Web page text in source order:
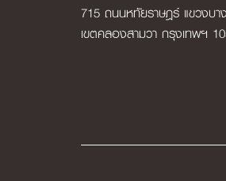
715 ถนนหทัยราษฎร์ แขวงบา
เขตคลองสามวา กรุงเทพฯ